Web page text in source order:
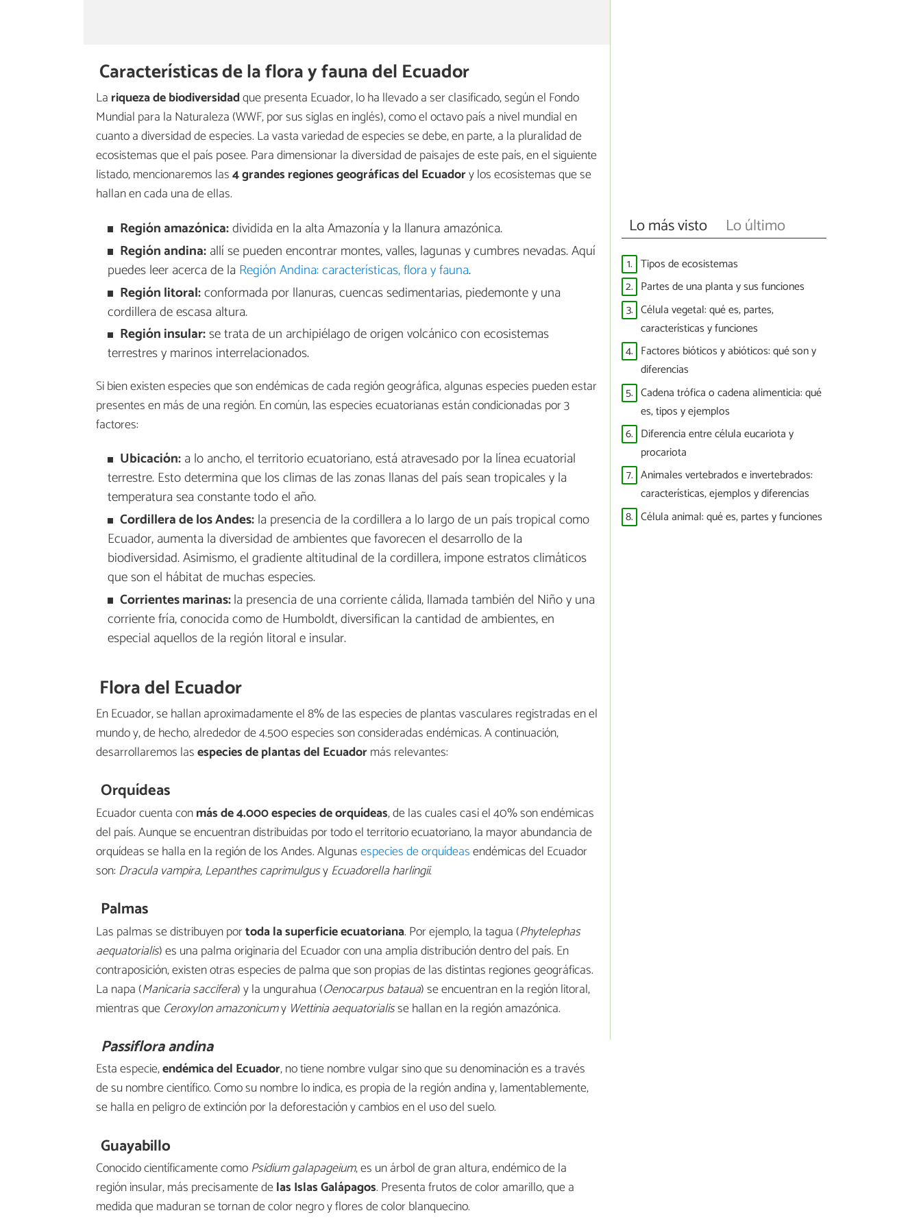
Características de la flora y fauna del Ecuador
La riqueza de biodiversidadque presenta Ecuador, lo ha llevado a ser clasificado, según el Fondo
Mundial para la Naturaleza (WWF, por sus siglas en inglés), como el octavo país a nivel mundial en
cuanto a diversidad de especies. La vasta variedad de especies se debe, en parte, a la pluralidad de
ecosistemas que el país posee. Para dimensionar la diversidad de paisajes de este país, en el siguiente
listado, mencionaremos las4 grandes regiones geográficas del Ecuadory los ecosistemas que se
hallan en cada una de ellas.
Región amazónica:dividida en la alta Amazonía y la llanura amazónica.
Región andina:allí se pueden encontrar montes, valles, lagunas y cumbres nevadas. Aquí
puedes leer acerca de la Región Andina: características, flora y fauna.
Región litoral:conformada por llanuras, cuencas sedimentarias, piedemonte y una
cordillera de escasa altura.
Región insular:se trata de un archipiélago de origen volcánico con ecosistemas
terrestres y marinos interrelacionados.
Si bien existen especies que son endémicas de cada región geográfica, algunas especies pueden estar
presentes en más de una región. En común, las especies ecuatorianas están condicionadas por 3
factores:
Ubicación:a lo ancho, el territorio ecuatoriano, está atravesado por la línea ecuatorial
terrestre. Esto determina que los climas de las zonas llanas del país sean tropicales y la
temperatura sea constante todo el año.
Cordillera de los Andes:la presencia de la cordillera a lo largo de un país tropical como
Ecuador, aumenta la diversidad de ambientes que favorecen el desarrollo de la
biodiversidad. Asimismo, el gradiente altitudinal de la cordillera, impone estratos climáticos
que son el hábitat de muchas especies.
Corrientes marinas:la presencia de una corriente cálida, llamada también del Niño y una
corriente fría, conocida como de Humboldt, diversifican la cantidad de ambientes, en
especial aquellos de la región litoral e insular.
Flora del Ecuador
En Ecuador, se hallan aproximadamente el 8% de las especies de plantas vasculares registradas en el
mundo y, de hecho, alrededor de 4.500 especies son consideradas endémicas. A continuación,
desarrollaremos lasespecies de plantas del Ecuadormás relevantes:
Orquídeas
Ecuador cuenta conmás de 4.000 especies de orquídeas, de las cuales casi el 40% son endémicas
del país. Aunque se encuentran distribuidas por todo el territorio ecuatoriano, la mayor abundancia de
orquídeas se halla en la región de los Andes. Algunasespecies de orquídeasendémicas del Ecuador
son:Dracula vampira,Lepanthes caprimulgusyEcuadorella harlingii.
Palmas
Las palmas se distribuyen portoda la superficie ecuatoriana. Por ejemplo, la tagua (Phytelephas
aequatorialis) es una palma originaria del Ecuador con una amplia distribución dentro del país. En
contraposición, existen otras especies de palma que son propias de las distintas regiones geográficas.
La napa (Manicaria saccifera) y la ungurahua (Oenocarpus bataua) se encuentran en la región litoral,
mientras que Ceroxylon amazonicumy Wettinia aequatorialisse hallan en la región amazónica.
Passiflora andina
Esta especie,endémica del Ecuador, no tiene nombre vulgar sino que su denominación es a través
de su nombre científico. Como su nombre lo indica, es propia de la región andina y, lamentablemente,
se halla en peligro de extinción por la deforestación y cambios en el uso del suelo.
Guayabillo
Conocido científicamente comoPsidium galapageium, es un árbol de gran altura, endémico de la
región insular, más precisamente delas Islas Galápagos. Presenta frutos de color amarillo, que a
medida que maduran se tornan de color negro y flores de color blanquecino.
Lo más visto Lo último
1. Tipos de ecosistemas
2. Partes de una planta y sus funciones
3. Célula vegetal: qué es, partes,
características y funciones
4. Factores bióticos y abióticos: qué son y
diferencias
5. Cadena trófica o cadena alimenticia: qué
es, tipos y ejemplos
6. Diferencia entre célula eucariota y
procariota
7. Animales vertebrados e invertebrados:
características, ejemplos y diferencias
8. Célula animal: qué es, partes y funciones